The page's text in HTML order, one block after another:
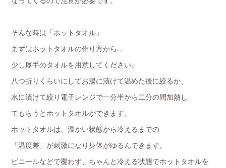
そんな時は「ホットタオル」
まずはホットタオルの作り方から…
少し厚手のタオルを用意してください。
八つ折りくらいにしてお湯に漬けて温めた後に絞るか、
水に漬けて絞り電子レンジで一分半から二分の間加熱し
てもらうとホットタオルができます。
ホットタオルは、温かい状態から冷えるまでの
「温度差」が刺激になり身体がゆるんできます。
ビニールなどで覆わず、ちゃんと冷える状態でホットタオルを